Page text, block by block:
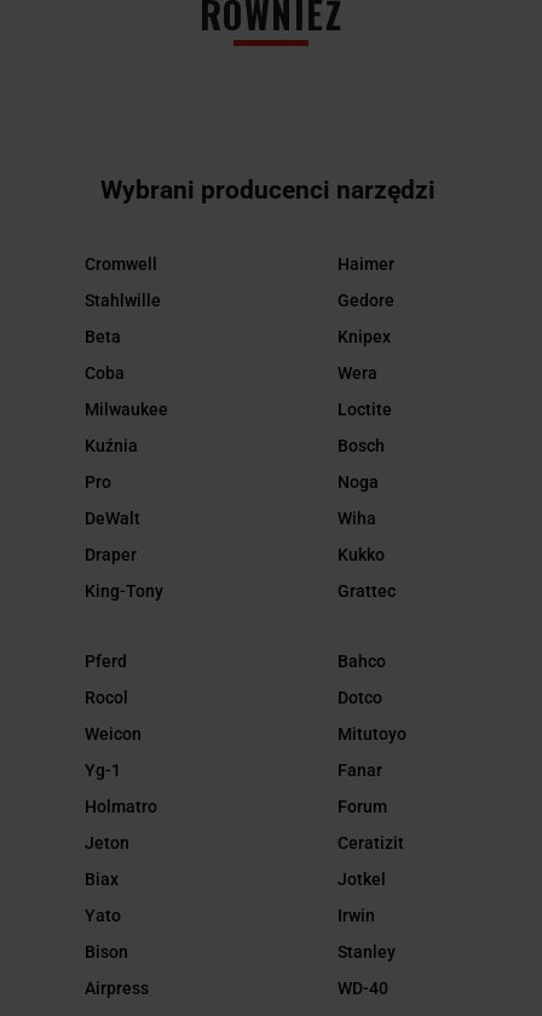
RÓWNIEŻ
Wybrani producenci narzędzi
Cromwell
Stahlwille
Beta
Coba
Milwaukee
Kuźnia
Pro
DeWalt
Draper
King-Tony
Haimer
Gedore
Knipex
Wera
Loctite
Bosch
Noga
Wiha
Kukko
Grattec
Pferd
Rocol
Weicon
Yg-1
Holmatro
Jeton
Biax
Yato
Bison
Airpress
Bahco
Dotco
Mitutoyo
Fanar
Forum
Ceratizit
Jotkel
Irwin
Stanley
WD-40